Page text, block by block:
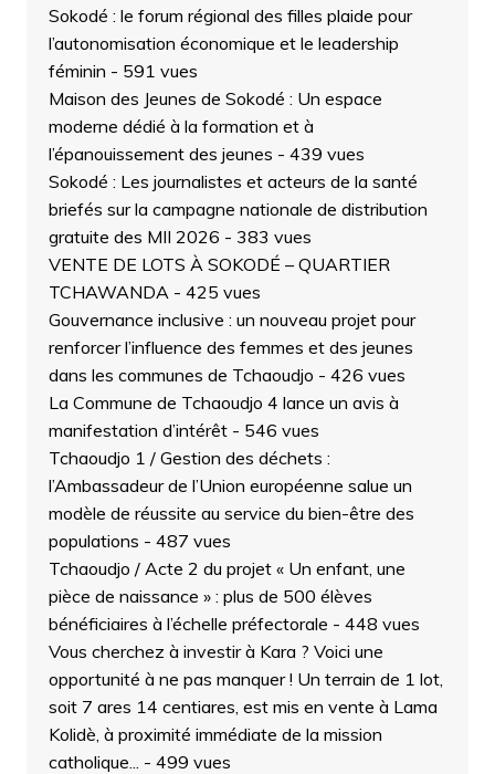
Sokodé : le forum régional des filles plaide pour
l’autonomisation économique et le leadership
féminin - 591 vues
Maison des Jeunes de Sokodé : Un espace
moderne dédié à la formation et à
l’épanouissement des jeunes - 439 vues
Sokodé : Les journalistes et acteurs de la santé
briefés sur la campagne nationale de distribution
gratuite des MII 2026 - 383 vues
VENTE DE LOTS À SOKODÉ – QUARTIER
TCHAWANDA - 425 vues
Gouvernance inclusive : un nouveau projet pour
renforcer l’influence des femmes et des jeunes
dans les communes de Tchaoudjo - 426 vues
La Commune de Tchaoudjo 4 lance un avis à
manifestation d’intérêt- 546 vues
Tchaoudjo 1 / Gestion des déchets :
l’Ambassadeur de l’Union européenne salue un
modèle de réussite au service du bien-être des
populations - 487 vues
Tchaoudjo / Acte 2 du projet « Un enfant, une
pièce de naissance » : plus de 500 élèves
bénéficiaires à l’échelle préfectorale - 448 vues
Vous cherchez à investir à Kara ? Voici une
opportunité à ne pas manquer ! Un terrain de 1 lot,
soit 7 ares 14 centiares, est mis en vente à Lama
Kolidè, à proximité immédiate de la mission
catholique...
- 499 vues